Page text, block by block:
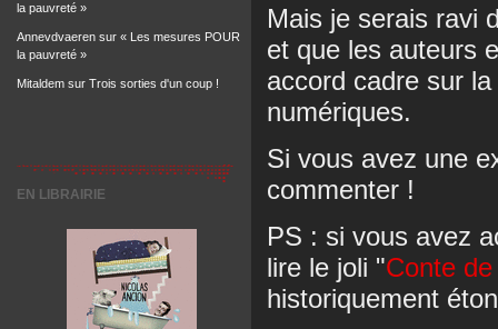
la pauvreté »
Annevdvaeren sur « Les mesures POUR
la pauvreté »
Mitaldem sur Trois sorties d'un coup !
EN LIBRAIRIE
Mais je serais ravi
et que les auteurs
accord cadre sur
numériques.
Si vous avez une
commenter !
PS : si vous avez
lire le joli "Conte
historiquement